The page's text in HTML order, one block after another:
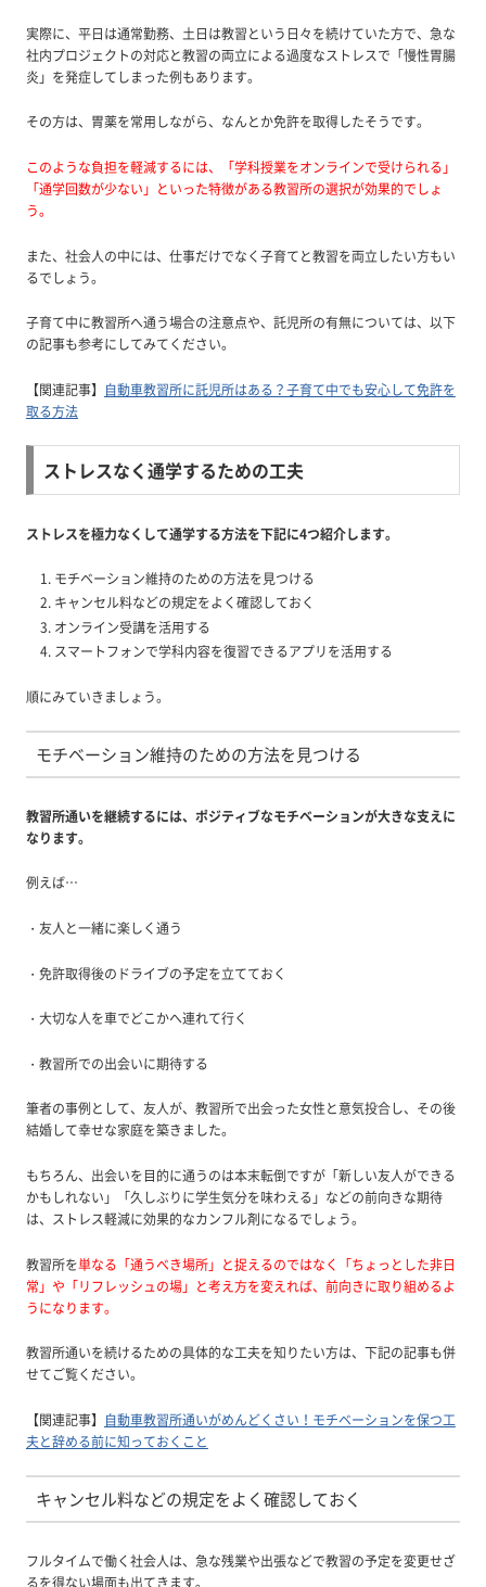
実際に、平日は通常勤務、土日は教習という日々を続けていた方で、急な
社内プロジェクトの対応と教習の両立による過度なストレスで「慢性胃腸
炎」を発症してしまった例もあります。
その方は、胃薬を常用しながら、なんとか免許を取得したそうです。
このような負担を軽減するには、「学科授業をオンラインで受けられる」
「通学回数が少ない」といった特徴がある教習所の選択が効果的でしょ
う。
また、社会人の中には、仕事だけでなく子育てと教習を両立したい方もい
るでしょう。
子育て中に教習所へ通う場合の注意点や、託児所の有無については、以下
の記事も参考にしてみてください。
【関連記事】 自動車教習所に託児所はある？子育て中でも安心して免許を
取る方法
ストレスなく通学するための工夫
ストレスを極力なくして通学する方法を下記に4つ紹介します。
モチベーション維持のための方法を見つける
キャンセル料などの規定をよく確認しておく
オンライン受講を活用する
スマートフォンで学科内容を復習できるアプリを活用する
順にみていきましょう。
モチベーション維持のための方法を見つける
教習所通いを継続するには、ポジティブなモチベーションが大きな支えに
なります。
例えば…
・友人と一緒に楽しく通う
・免許取得後のドライブの予定を立てておく
・大切な人を車でどこかへ連れて行く
・教習所での出会いに期待する
筆者の事例として、友人が、教習所で出会った女性と意気投合し、その後
結婚して幸せな家庭を築きました。
もちろん、出会いを目的に通うのは本末転倒ですが「新しい友人ができる
かもしれない」「久しぶりに学生気分を味わえる」などの前向きな期待
は、ストレス軽減に効果的なカンフル剤になるでしょう。
教習所を単なる「通うべき場所」と捉えるのではなく「ちょっとした非日
常」や「リフレッシュの場」と考え方を変えれば、前向きに取り組めるよ
うになります。
教習所通いを続けるための具体的な工夫を知りたい方は、下記の記事も併
せてご覧ください。
【関連記事】 自動車教習所通いがめんどくさい！モチベーションを保つ工
夫と辞める前に知っておくこと
キャンセル料などの規定をよく確認しておく
フルタイムで働く社会人は、急な残業や出張などで教習の予定を変更せざ
るを得ない場面も出てきます。